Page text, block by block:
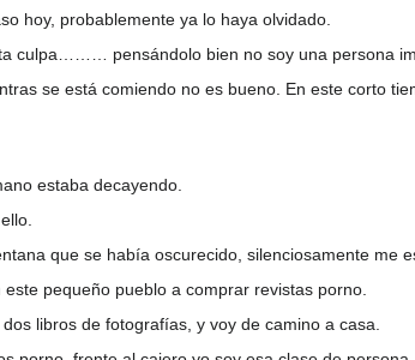
hoy, probablemente ya lo haya olvidado.
culpa……… pensándolo bien no soy una persona
se está comiendo no es bueno. En este corto
estaba decayendo.
que se había oscurecido, silenciosamente me
pequeño pueblo a comprar revistas porno.
libros de fotografías, y voy de camino a casa.